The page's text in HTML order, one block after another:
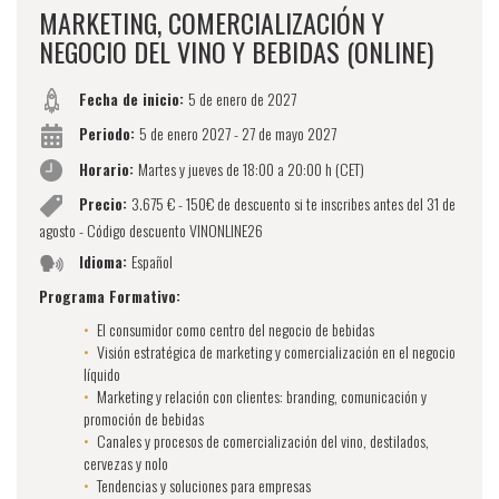
MARKETING, COMERCIALIZACIÓN Y
NEGOCIO DEL VINO Y BEBIDAS (ONLINE)
Fecha de inicio: 5 de enero de 2027
Periodo: 5 de enero 2027 - 27 de mayo 2027
Horario: Martes y jueves de 18:00 a 20:00 h (CET)
Precio: 3.675 € - 150€ de descuento si te inscribes antes del 31 de
agosto - Código descuento VINONLINE26
Idioma: Español
Programa Formativo:
El consumidor como centro del negocio de bebidas
Visión estratégica de marketing y comercialización en el negocio
líquido
Marketing y relación con clientes: branding, comunicación y
promoción de bebidas
Canales y procesos de comercialización del vino, destilados,
cervezas y nolo
Tendencias y soluciones para empresas